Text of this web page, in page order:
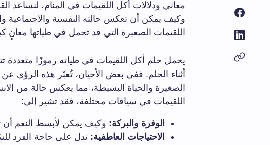
معاني ودلالات أكل اللقيمات في المنام، لنساعد
وكيف يمكن أن تعكس حالته النفسية والاجتماعية
اللقيمات الصغيرة التي قد تحمل في طياتها معانٍ
يحمل حلم أكل اللقيمات في طياته رموزًا متعددة
أثناء الحلم. ففي بعض الأحيان، تُعبّر هذه الرؤى
الصغيرة والحياة البسيطة، مما يعكس حالة من
اللقيمات في سياقات مختلفة، فقد تشير إلى:
الوفرة والبركة: وكيف يمكن لأبسط النعم
الاحتياجات العاطفية: تدل على حاجة الفرد